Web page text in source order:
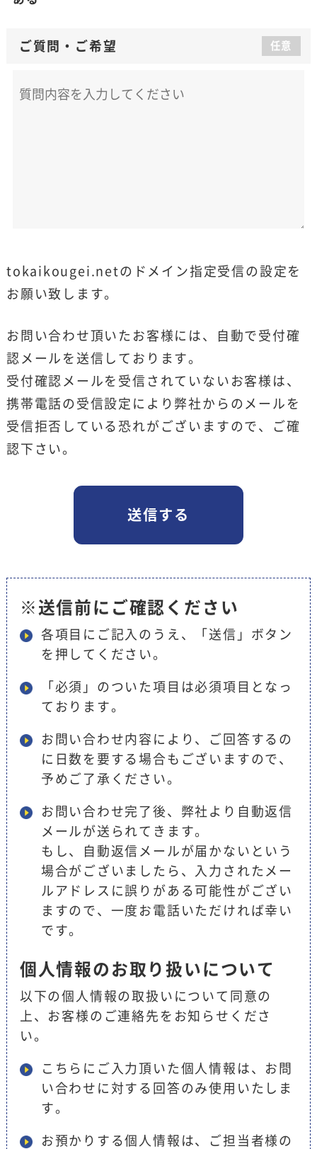
ご質問 ・ ご希望 任意
tokaikougei.netのドメイン指定受信の設定を
お願い致します。
お問い合わせ頂いたお客様には、自動で受付確
認メールを送信しております。
受付確認メールを受信されていないお客様は、
携帯電話の受信設定により弊社からのメールを
受信拒否している恐れがございますので、ご確
認下さい。
※送信前にご確認ください
各項目にご記入のうえ、「送信」ボタン
を押してください。
「必須」のついた項目は必須項目となっ
ております。
お問い合わせ内容により、ご回答するの
に日数を要する場合もございますので、
予めご了承ください。
お問い合わせ完了後、弊社より自動返信
メールが送られてきます。
もし、自動返信メールが届かないという
場合がございましたら、入力されたメー
ルアドレスに誤りがある可能性がござい
ますので、一度お電話いただければ幸い
です。
個人情報のお取り扱いについて
以下の個人情報の取扱いについて同意の
上、お客様のご連絡先をお知らせくださ
い。
こちらにご入力頂いた個人情報は、お問
い合わせに対する回答のみ使用いたしま
す。
お預かりする個人情報は、ご担当者様の